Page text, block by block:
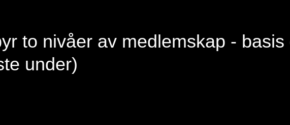
to nivåer av medlemskap -
under)